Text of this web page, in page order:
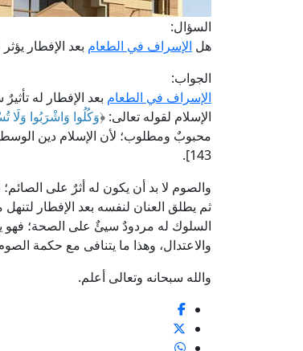
السؤال:
هل الإسراف في الطعام بعد الإفطار
الجواب:
الإسراف في الطعام بعد الإفطار له
الإسلام لقوله تعالى: ﴿وَكُلُوا وَاشْرَبُوا وَلَا
محبوبٌ ومطلوب؛ لأن الإسلام دين
143].
والصوم لا بد أن يكون له أثرٌ على
ثم يطلق العنان لنفسه بعد الإفطار
السلوك له مردودٌ سيئٌ على الصحة؛ فهو
والاعتدال، وهذا ما يتنافى مع حكمة
والله سبحانه وتعالى أعلم.